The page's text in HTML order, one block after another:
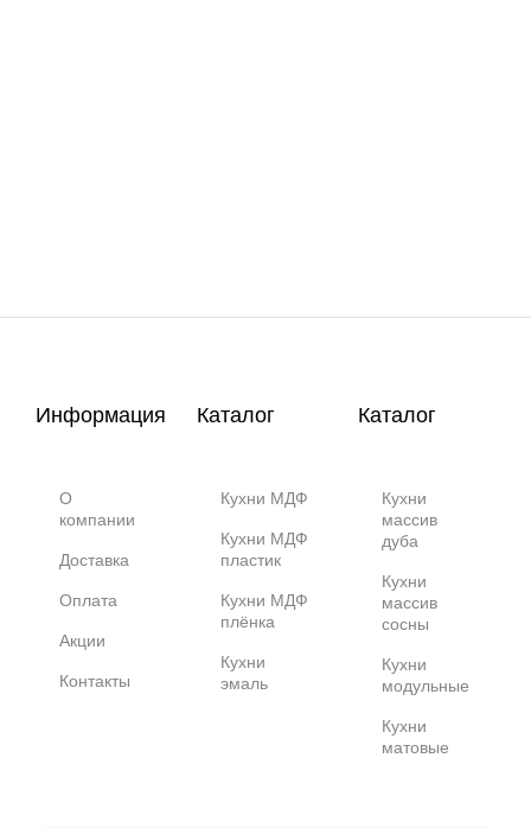
Информация
О
компании
Доставка
Оплата
Акции
Контакты
Каталог
Кухни МДФ
Кухни МДФ
пластик
Кухни МДФ
плёнка
Кухни
эмаль
Каталог
Кухни
массив
дуба
Кухни
массив
сосны
Кухни
модульные
Кухни
матовые